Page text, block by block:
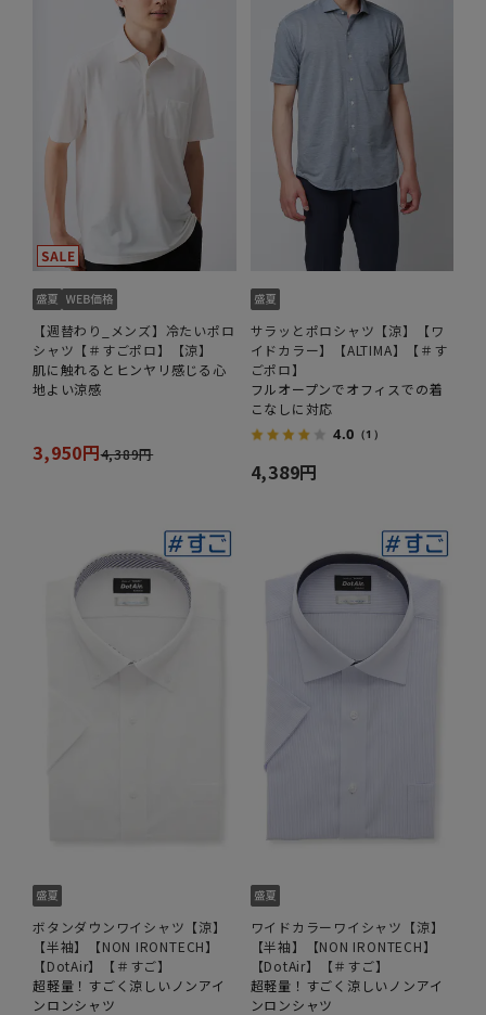
【週替わり_メンズ】冷たいポロ
シャツ【＃すごポロ】【涼】
肌に触れるとヒンヤリ感じる心
地よい涼感
3,950円4,389円
サラッとポロシャツ【涼】【ワ
イドカラー】【ALTIMA】【＃す
ごポロ】
フルオープンでオフィスでの着
こなしに対応
4.0 （1）
4,389円
ボタンダウンワイシャツ【涼】
【半袖】【NON IRONTECH】
【DotAir】【＃すご】
超軽量！すごく涼しいノンアイ
ンロンシャツ
ワイドカラーワイシャツ【涼】
【半袖】【NON IRONTECH】
【DotAir】【＃すご】
超軽量！すごく涼しいノンアイ
ンロンシャツ